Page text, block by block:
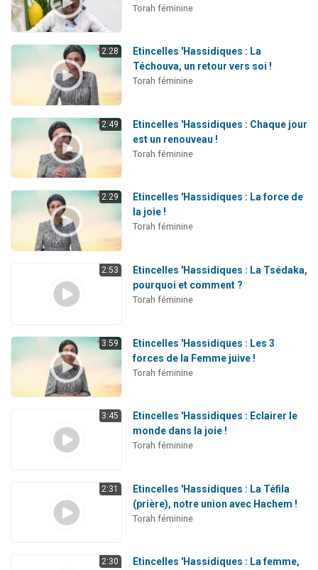
Torah féminine
2:28
Etincelles 'Hassidiques : La
Téchouva, un retour vers soi !
Torah féminine
2:49
Etincelles 'Hassidiques : Chaque jour
est un renouveau !
Torah féminine
2:29
Etincelles 'Hassidiques : La force de
la joie !
Torah féminine
2:53
Etincelles 'Hassidiques : La Tsédaka,
pourquoi et comment ?
Torah féminine
3:59
Etincelles 'Hassidiques : Les 3
forces de la Femme juive !
Torah féminine
3:45
Etincelles 'Hassidiques : Eclairer le
monde dans la joie !
Torah féminine
2:31
Etincelles 'Hassidiques : La Téfila
(prière), notre union avec Hachem !
Torah féminine
2:30
Etincelles 'Hassidiques : La femme,